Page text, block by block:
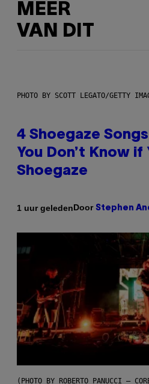
MEER
VAN DIT
PHOTO BY SCOTT LEGATO/GETTY
4 Shoegaze
You Don’t Know if
Shoegaze
1 uur geledenDoor Stephen
(PHOTO BY ROBERTO PANUCCI –